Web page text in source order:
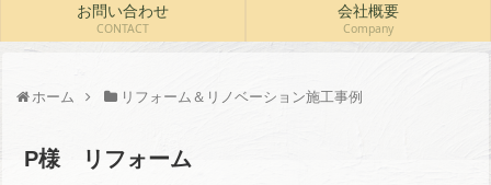
お問い合わせ
CONTACT
会社概要
Company
ホーム リフォーム＆リノベーション施工事例
P様 リフォーム